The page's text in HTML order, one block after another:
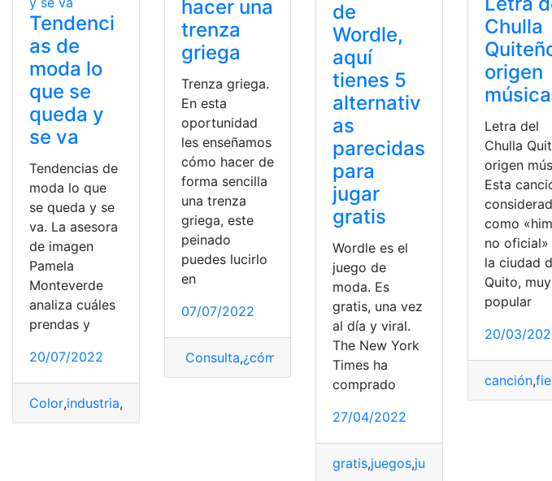
Tendenci
as de
moda lo
que se
queda y
se va
Tendencias de
moda lo que
se queda y se
va. La asesora
de imagen
Pamela
Monteverde
analiza cuáles
prendas y
20/07/2022
Color,industria,
hacer una
trenza
griega
Trenza griega.
En esta
oportunidad
les enseñamos
cómo hacer de
forma sencilla
una trenza
griega, este
peinado
puedes lucirlo
en
07/07/2022
Consulta,¿cómo lo hago?, cabello trenza
de
Wordle,
aquí
tienes 5
alternativ
as
parecidas
para
jugar
gratis
Wordle es el
juego de
moda. Es
gratis, una vez
al día y viral.
The New York
Times ha
comprado
27/04/2022
gratis,juegos,juegos online
Chulla
origen
música
Letra del
Chulla
origen
Esta
como
no oficial»
la ciudad
Quito, muy
popular
20/03/
canción,